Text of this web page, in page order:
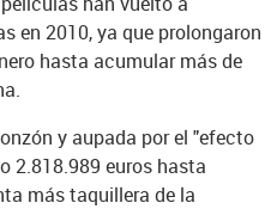
en 2010, ya que prolongaron
hasta acumular más de
y aupada por el "efecto
2.818.989 euros hasta
más taquillera de la